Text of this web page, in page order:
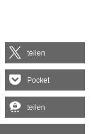
teilen
Pocket
teilen